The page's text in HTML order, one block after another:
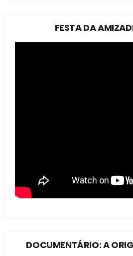
FESTA DA
DOCUMENTÁRIO: A